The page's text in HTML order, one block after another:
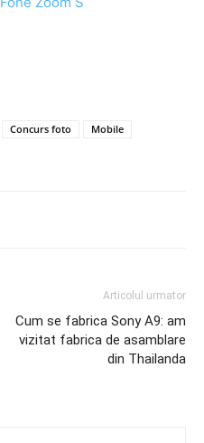
Concurs foto
Mobile
Articolul urmator
Cum se fabrica Sony A9: am
vizitat fabrica de asamblare
din Thailanda